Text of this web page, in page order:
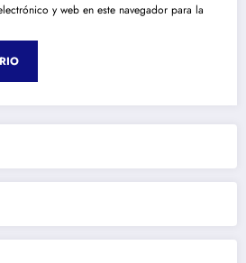
y web en este navegador para la